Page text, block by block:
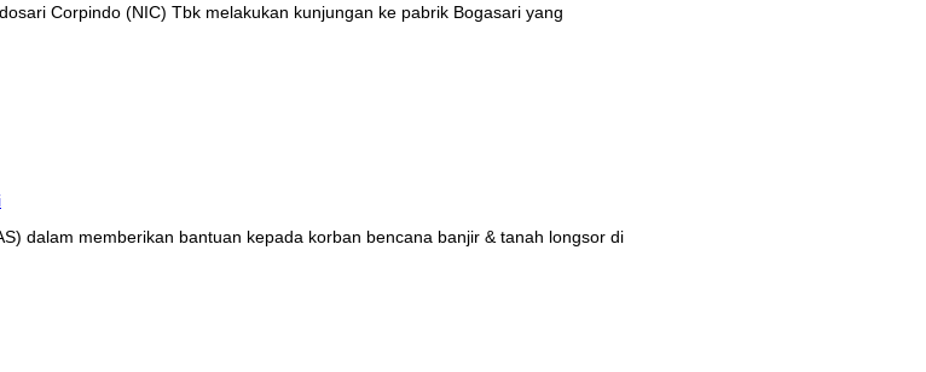
Corpindo (NIC) Tbk melakukan kunjungan ke pabrik Bogasari yang
dalam memberikan bantuan kepada korban bencana banjir & tanah longsor di